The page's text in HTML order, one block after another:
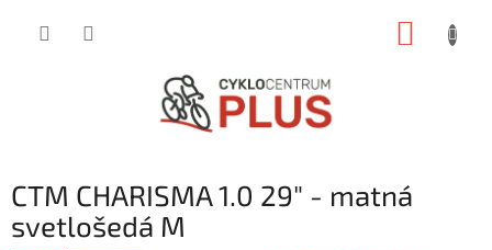
CTM CHARISMA 1.0 29" - matná
svetlošedá M